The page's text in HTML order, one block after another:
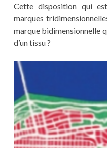
Cette disposition qui
marques
marque bidimensionnelle
d’un tissu ?